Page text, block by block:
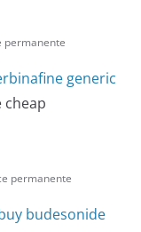
permanente
generic
cheap
permanente
budesonide